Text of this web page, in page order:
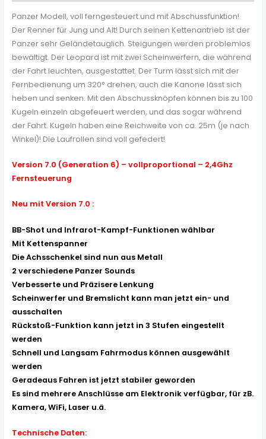
Panzer Modell, voll ferngesteuert und mit Abschussfunktion!
Der Renner für Jung und Alt! Durch seinen Kettenantrieb ist der
Panzer sehr Geländetauglich. Steigungen werden problemlos
bewältigt. Der Leopard ist mit zwei Scheinwerfern, die während
der Fahrt leuchten, ausgestattet. Der Turm lässt sich mit der
Fernbedienung um 320° drehen, auch die Kanone lässt sich
heben und senken. Mit den Abschussknöpfen können bis zu 100
Kugeln einzeln abgefeuert werden, und das sogar während
der Fahrt. Kugeln haben eine Reichweite von ca. 25m (je nach
Winkel)! Die Laufrollen sind voll gefedert!
Version 7.0 (Generation 6) – vollproportional – 2,4Ghz
Fernsteuerung
Neu mit Version 7.0 :
BB-Shot und Infrarot-Kampf-Funktionen wählbar
Mit Kettenspanner
Die Achsschenkel sind nun aus Metall
2 verschiedene Panzer Sounds
Verbesserte und Präzisere Lenkung
Scheinwerfer und Bremslicht kann man jetzt ein- und
ausschalten
Rückstoß-Funktion kann jetzt in 3 Stufen eingestellt
werden
Schnell und Langsam Fahrmodus können ausgewählt
werden
Geradeaus Fahren ist jetzt stabiler geworden
Es sind mehrere Anschlüsse am Elektronik verfügbar, für zB.
Kamera, WiFi, Laser u.ä.
Technische Daten: